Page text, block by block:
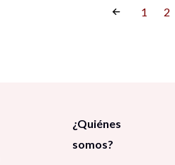
1 2
¿Quiénes
somos?